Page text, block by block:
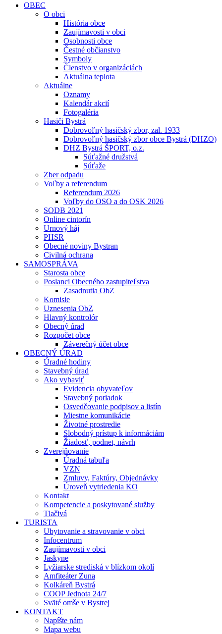
OBEC
O obci
História obce
Zaujímavosti v obci
Osobnosti obce
Čestné občianstvo
Symboly
Členstvo v organizáciách
Aktuálna teplota
Aktuálne
Oznamy
Kalendár akcií
Fotogaléria
Hasiči Bystrá
Dobrovoľný hasičský zbor, zal. 1933
Dobrovoľný hasičský zbor obce Bystrá (DHZO)
DHZ Bystrá ŠPORT, o.z.
Súťažné družstvá
Súťaže
Zber odpadu
Voľby a referendum
Referendum 2026
Voľby do OSO a do OSK 2026
SODB 2021
Online cintorín
Urnový háj
PHSR
Obecné noviny Bystran
Civilná ochrana
SAMOSPRÁVA
Starosta obce
Poslanci Obecného zastupiteľstva
Zasadnutia ObZ
Komisie
Uznesenia ObZ
Hlavný kontrolór
Obecný úrad
Rozpočet obce
Záverečný účet obce
OBECNÝ ÚRAD
Úradné hodiny
Stavebný úrad
Ako vybaviť
Evidencia obyvateľov
Stavebný poriadok
Osvedčovanie podpisov a listín
Miestne komunikácie
Životné prostredie
Slobodný prístup k informáciám
Žiadosť, podnet, návrh
Zverejňovanie
Úradná tabuľa
VZN
Zmluvy, Faktúry, Objednávky
Úroveň vytriedenia KO
Kontakt
Kompetencie a poskytované služby
Tlačivá
TURISTA
Ubytovanie a stravovanie v obci
Infocentrum
Zaujímavosti v obci
Jaskyne
Lyžiarske strediská v blízkom okolí
Amfiteáter Zuna
Kolkáreň Bystrá
COOP Jednota 24/7
Sväté omše v Bystrej
KONTAKT
Napíšte nám
Mapa webu